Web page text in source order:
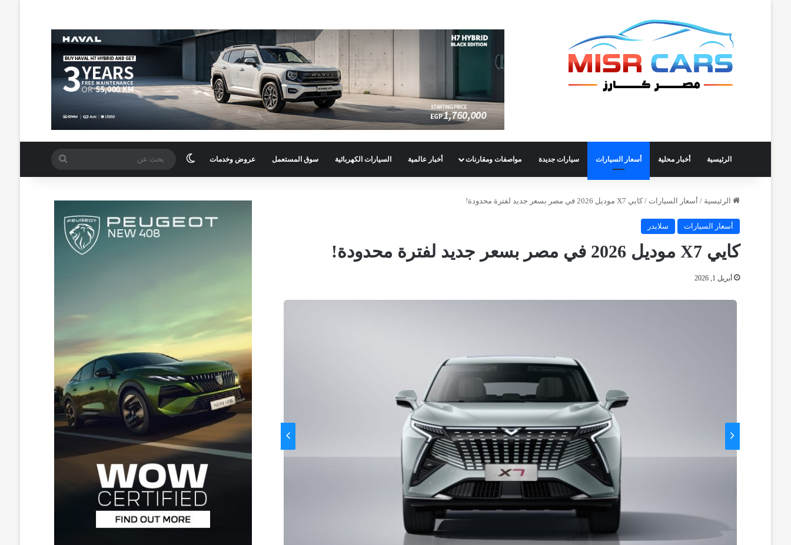
الرئيسية أخبار محلية أسعار السيارات سيارات جديدة مواصفات ومقارنات أخبار عالمية السيارات الكهربائية سوق المستعمل عروض وخدمات الوضع المظلم بحث
عن
الرئيسية / أسعار السيارات / كايي X7 موديل 2026 في مصر بسعر جديد لفترة محدودة!
أسعار السيارات سلايدر
كايي X7 موديل 2026 في مصر بسعر جديد لفترة محدودة!
أبريل 1, 2026